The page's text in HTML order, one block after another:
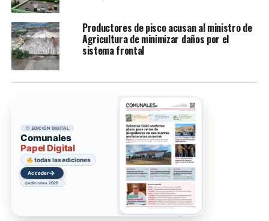
Productores de pisco acusan al ministro de
Agricultura de minimizar daños por el
sistema frontal
EDICIÓN DIGITAL
Comunales
Papel Digital
todas las ediciones
Acceder→
ediciones 2026